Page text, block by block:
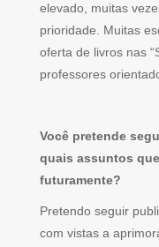
elevado, muitas
prioridade. Muitas
oferta de livros nas
professores
Você pretende
quais assuntos
futuramente?
Pretendo seguir
com vistas a